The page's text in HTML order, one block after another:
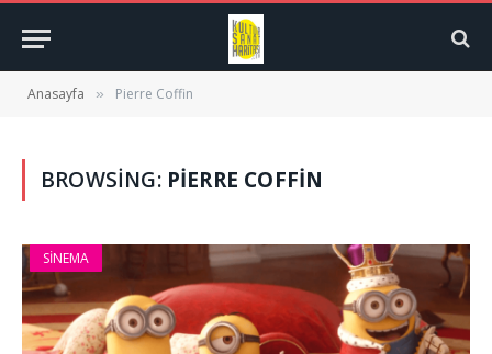
Anasayfa » Pierre Coffin
BROWSING: PIERRE COFFIN
SINEMA